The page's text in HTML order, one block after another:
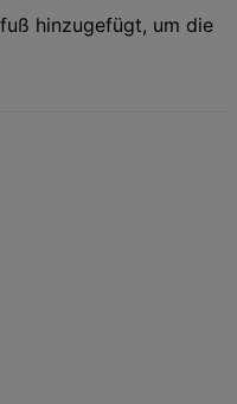
hinzugefügt, um die